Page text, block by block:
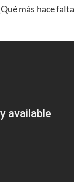
más hace falta